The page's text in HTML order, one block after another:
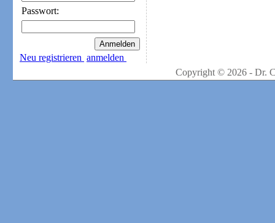
Passwort:
Neu registrieren anmelden
Copyright © 2026 - Dr.